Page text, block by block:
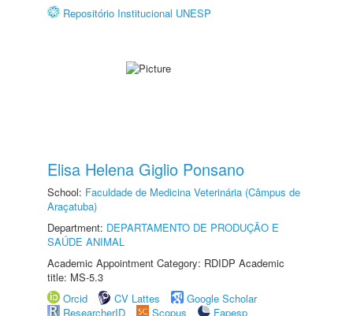
Repositório Institucional UNESP
Elisa Helena Giglio Ponsano
School: Faculdade de Medicina Veterinária (Câmpus de
Araçatuba)
Department: DEPARTAMENTO DE PRODUÇÃO E
SAÚDE ANIMAL
Academic Appointment Category: RDIDP Academic
title: MS-5.3
Orcid
CV Lattes
Google Scholar
ResearcherID
Scopus
Fapesp